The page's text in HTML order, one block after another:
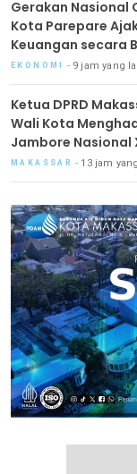
Gerakan Nasional
Kota Parepare
Keuangan secara
EKONOMI 9 jam yang
Ketua DPRD
Wali Kota
Jambore Nasional
MAKASSAR 13 jam